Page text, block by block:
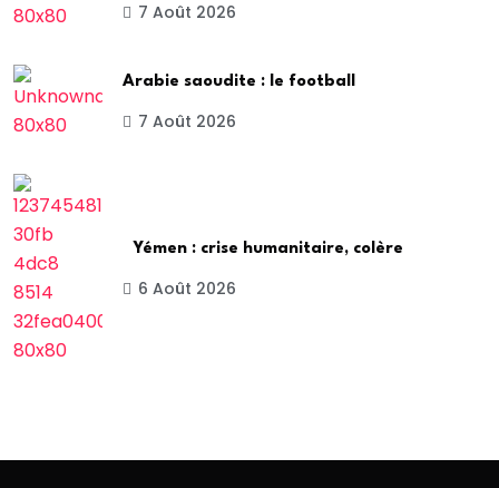
7 Août 2026
Arabie saoudite : le football
7 Août 2026
Yémen : crise humanitaire, colère
6 Août 2026